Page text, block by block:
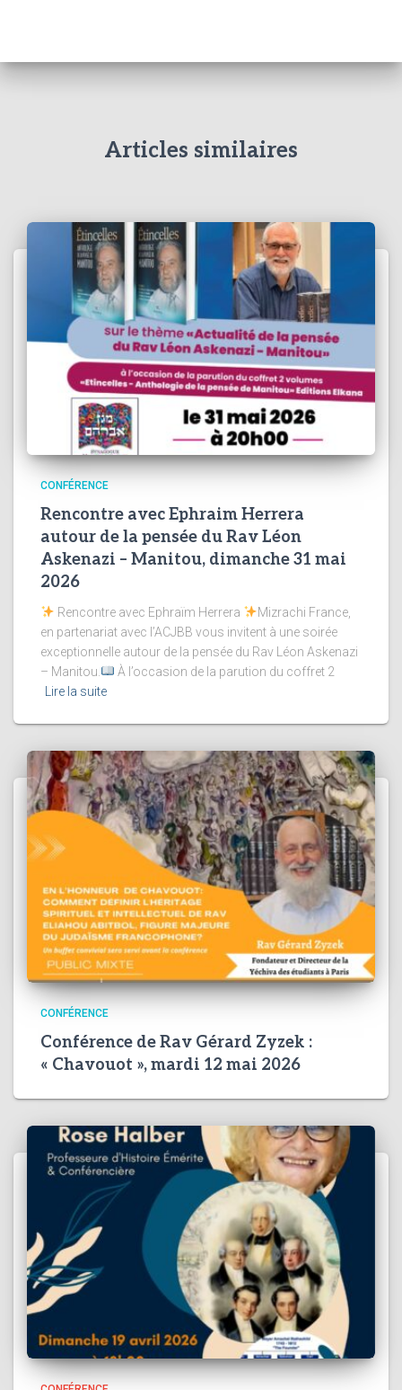
Articles similaires
CONFÉRENCE
Rencontre avec Ephraim Herrera
autour de la pensée du Rav Léon
Askenazi – Manitou, dimanche 31 mai
2026
Rencontre avec Ephraïm Herrera
Mizrachi France,
en partenariat avec l’ACJBB vous invitent à une soirée
exceptionnelle autour de la pensée du Rav Léon Askenazi
– Manitou.
À l’occasion de la parution du coffret 2
Lire la suite
CONFÉRENCE
Conférence de Rav Gérard Zyzek :
« Chavouot », mardi 12 mai 2026